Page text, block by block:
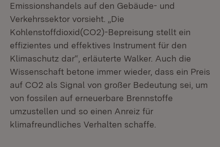
Emissionshandels auf den Gebäude- und
Verkehrssektor vorsieht. „Die
Kohlenstoffdioxid(CO2)-Bepreisung stellt ein
effizientes und effektives Instrument für den
Klimaschutz dar“, erläuterte Walker. Auch die
Wissenschaft betone immer wieder, dass ein Preis
auf CO2 als Signal von großer Bedeutung sei, um
von fossilen auf erneuerbare Brennstoffe
umzustellen und so einen Anreiz für
klimafreundliches Verhalten schaffe.